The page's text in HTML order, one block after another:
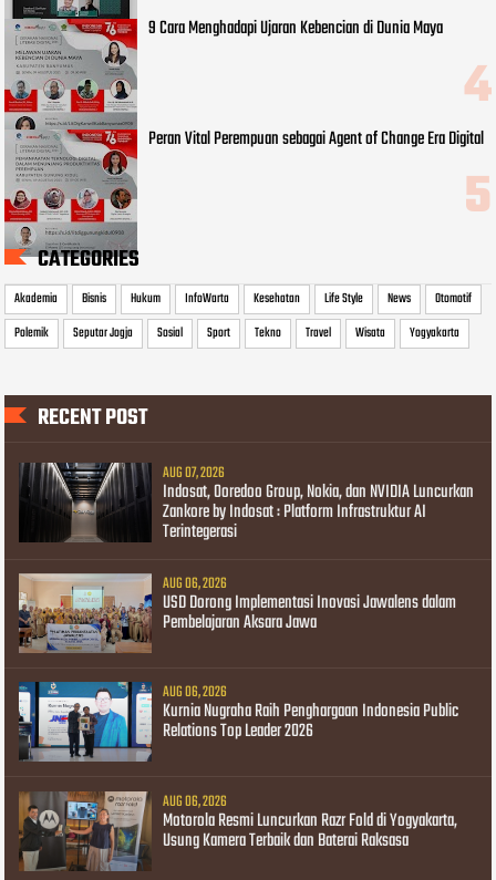
9 Cara Menghadapi Ujaran Kebencian di Dunia Maya
Peran Vital Perempuan sebagai Agent of Change Era Digital
CATEGORIES
Akademia Bisnis Hukum InfoWarta Kesehatan Life Style News
Otomotif
Polemik
Seputar Jogja Sosial Sport Tekno Travel Wisata Yogyakarta
RECENT POST
AUG 07, 2026
Indosat, Ooredoo Group, Nokia, dan NVIDIA Luncurkan
Zankore by Indosat : Platform Infrastruktur AI
Terintegerasi
AUG 06, 2026
USD Dorong Implementasi Inovasi Jawalens dalam
Pembelajaran Aksara Jawa
AUG 06, 2026
Kurnia Nugraha Raih Penghargaan Indonesia Public
Relations Top Leader 2026
AUG 06, 2026
Motorola Resmi Luncurkan Razr Fold di Yogyakarta,
Usung Kamera Terbaik dan Baterai Raksasa